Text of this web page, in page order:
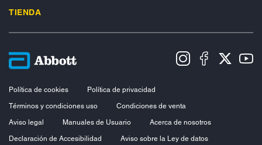
TIENDA
Política de cookies
Política de privacidad
Términos y condiciones uso
Condiciones de venta
Aviso legal
Manuales de Usuario
Acerca de nosotros
Declaración de Accesibilidad
Aviso sobre la Ley de datos